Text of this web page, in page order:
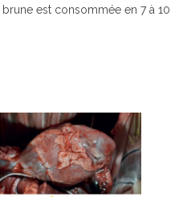
est consommée en 7 à 10